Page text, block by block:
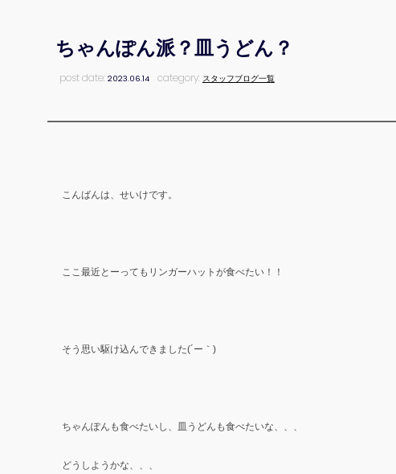
ちゃんぽん派？皿うどん？
post date:2023.06.14 category: スタッフブログ一覧
こんばんは、せいけです。
ここ最近とーってもリンガーハットが食べたい！！
そう思い駆け込んできました(´ー｀)
ちゃんぽんも食べたいし、皿うどんも食べたいな、、、
どうしようかな、、、